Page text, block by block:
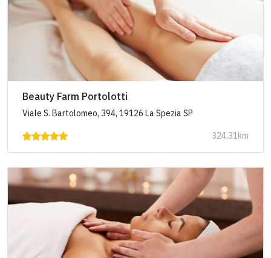
Beauty Farm Portolotti
Viale S. Bartolomeo, 394, 19126 La Spezia SP
324.31km